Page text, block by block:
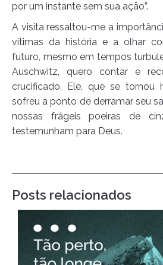
por um instante sem sua ação”.
A visita ressaltou-me a
vítimas da história e a olhar
futuro, mesmo em tempos
Auschwitz, quero contar e
crucificado. Ele, que se tornou
sofreu a ponto de derramar seu
nossas frágeis poeiras de
testemunham para Deus.
Posts relacionados